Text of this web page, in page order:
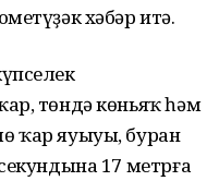
хәбәр итә.
төндә көньяҡ һәм
ҡар яуыуы, буран
17 метрға